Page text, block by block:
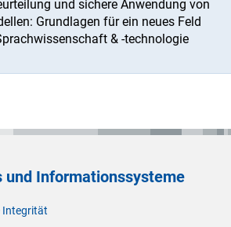
und sichere Anwendung von
Grundlagen für ein neues Feld
& -technologie
und Informationssysteme
Integrität